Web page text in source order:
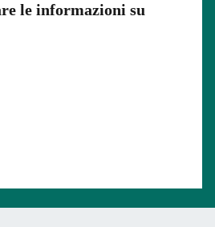
le informazioni su